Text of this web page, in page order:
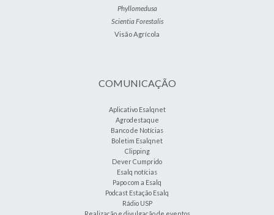
Phyllomedusa
Scientia Forestalis
Visão Agrícola
COMUNICAÇÃO
Aplicativo Esalqnet
Agrodestaque
Banco de Notícias
Boletim Esalqnet
Clipping
Dever Cumprido
Esalq notícias
Papo com a Esalq
Podcast Estação Esalq
Rádio USP